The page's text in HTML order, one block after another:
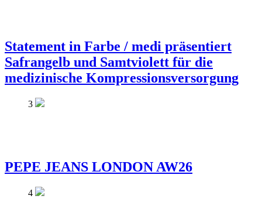
Statement in Farbe / medi präsentiert
Safrangelb und Samtviolett für die
medizinische Kompressionsversorgung
3
PEPE JEANS LONDON AW26
4